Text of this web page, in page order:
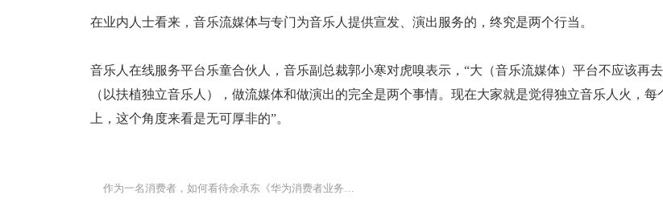
在业内人士看来，音乐流媒体与专门为音乐人提供宣发、演出服务的，终究是两个行当。
音乐人在线服务平台乐童合伙人，音乐副总裁郭小寒对虎嗅表示，“大（音乐流媒体）平台不应该再
（以扶植独立音乐人），做流媒体和做演出的完全是两个事情。现在大家就是觉得独立音乐人火，每
上，这个角度来看是无可厚非的”。
作为一名消费者，如何看待余承东《华为消费者业务的另一面》一文？